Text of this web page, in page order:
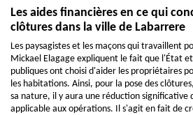
Les aides financières en ce qui
clôtures dans la ville de Labarrere
Les paysagistes et les maçons qui travaillent
Mickael Elagage expliquent le fait que l'État
publiques ont choisi d'aider les propriétaires
les habitations. Ainsi, pour la pose des
sa nature, il y aura une réduction significative
applicable aux opérations. Il s'agit en fait de